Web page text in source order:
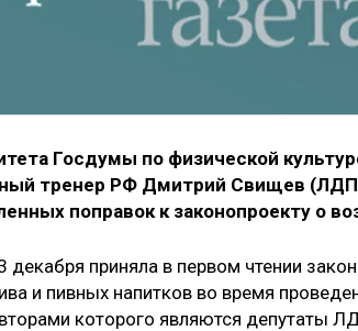
Госдумы по физической
тренер РФ Дмитрий Свищев
поправок к законопроекту о
декабря приняла в первом чтении
и пивных напитков во время
которого являются депутаты